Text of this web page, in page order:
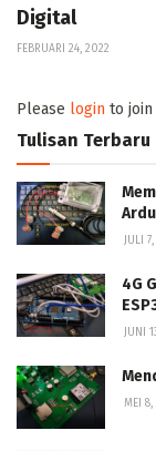
Digital
FEBRUARI 24, 2022
Please login to join
Tulisan Terbaru
JULI
4G
JUNI
MEI